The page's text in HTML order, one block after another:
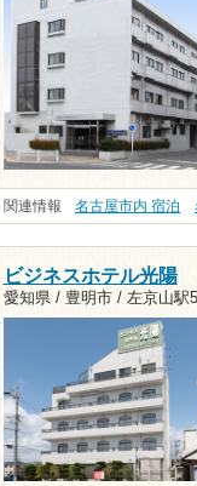
関連情報 名古屋市内 宿泊
ビジネスホテル光陽
愛知県 / 豊明市 / 左京山駅